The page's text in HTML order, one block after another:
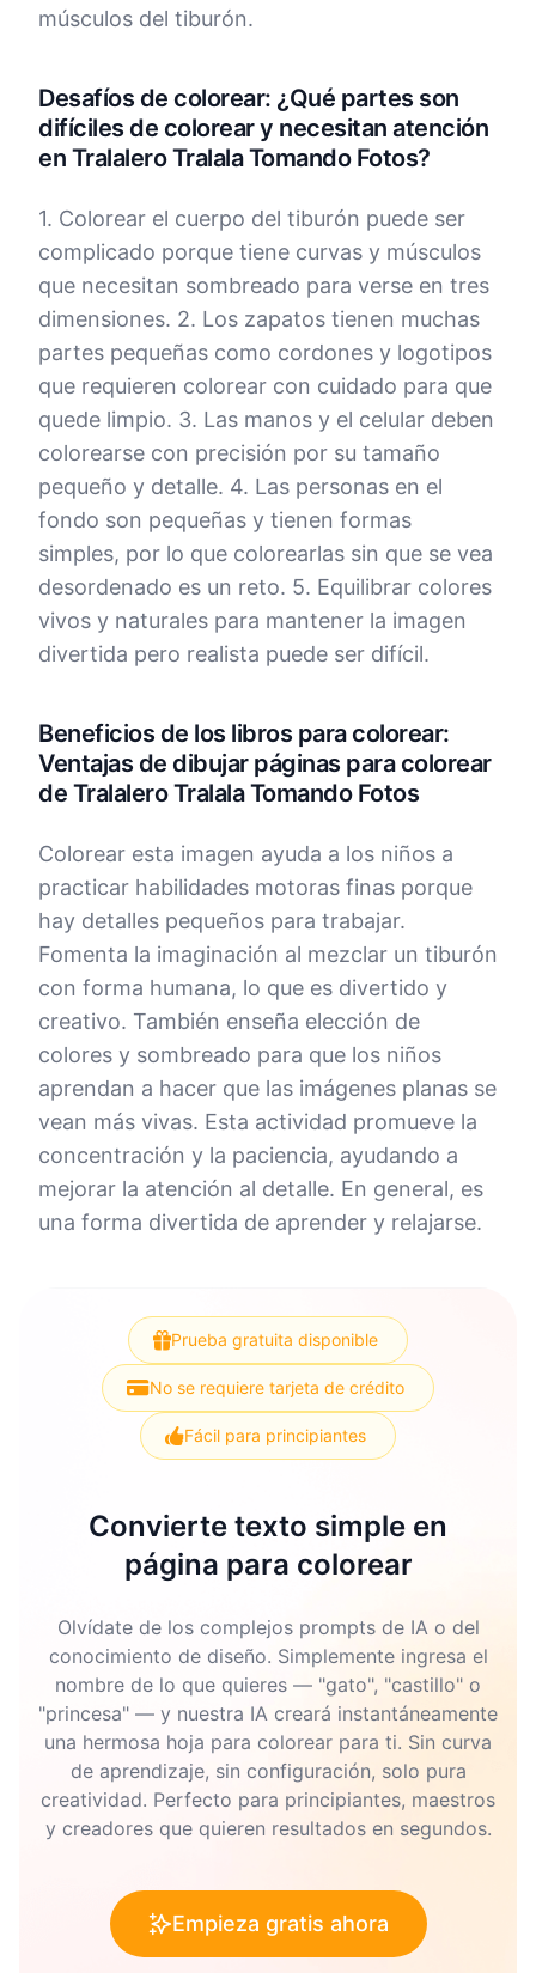
músculos del tiburón.
Desafíos de colorear: ¿Qué partes son
difíciles de colorear y necesitan atención
en Tralalero Tralala Tomando Fotos?
1. Colorear el cuerpo del tiburón puede ser
complicado porque tiene curvas y músculos
que necesitan sombreado para verse en tres
dimensiones. 2. Los zapatos tienen muchas
partes pequeñas como cordones y logotipos
que requieren colorear con cuidado para que
quede limpio. 3. Las manos y el celular deben
colorearse con precisión por su tamaño
pequeño y detalle. 4. Las personas en el
fondo son pequeñas y tienen formas
simples, por lo que colorearlas sin que se vea
desordenado es un reto. 5. Equilibrar colores
vivos y naturales para mantener la imagen
divertida pero realista puede ser difícil.
Beneficios de los libros para colorear:
Ventajas de dibujar páginas para colorear
de Tralalero Tralala Tomando Fotos
Colorear esta imagen ayuda a los niños a
practicar habilidades motoras finas porque
hay detalles pequeños para trabajar.
Fomenta la imaginación al mezclar un tiburón
con forma humana, lo que es divertido y
creativo. También enseña elección de
colores y sombreado para que los niños
aprendan a hacer que las imágenes planas se
vean más vivas. Esta actividad promueve la
concentración y la paciencia, ayudando a
mejorar la atención al detalle. En general, es
una forma divertida de aprender y relajarse.
Prueba gratuita disponible
No se requiere tarjeta de crédito
Fácil para principiantes
Convierte texto simple en
página para colorear
Olvídate de los complejos prompts de IA o del
conocimiento de diseño. Simplemente ingresa el
nombre de lo que quieres — "gato", "castillo" o
"princesa" — y nuestra IA creará instantáneamente
una hermosa hoja para colorear para ti. Sin curva
de aprendizaje, sin configuración, solo pura
creatividad. Perfecto para principiantes, maestros
y creadores que quieren resultados en segundos.
Empieza gratis ahora